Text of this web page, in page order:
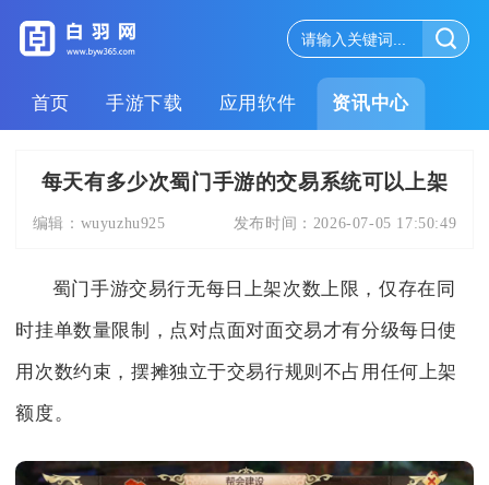
首页 手游下载 应用软件 资讯中心
每天有多少次蜀门手游的交易系统可以上架
编辑： wuyuzhu925 发布时间： 2026-07-05 17:50:49
蜀门手游交易行无每日上架次数上限，仅存在同
时挂单数量限制，点对点面对面交易才有分级每日使
用次数约束，摆摊独立于交易行规则不占用任何上架
额度。